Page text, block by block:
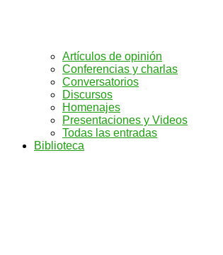
Artículos de opinión
Conferencias y charlas
Conversatorios
Discursos
Homenajes
Presentaciones y Videos
Todas las entradas
Biblioteca